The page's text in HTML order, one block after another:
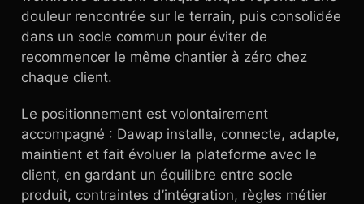
douleur rencontrée sur le terrain, puis consolidée
dans un socle commun pour éviter de
recommencer le même chantier à zéro chez
chaque client.
Le positionnement est volontairement
accompagné : Dawap installe, connecte, adapte,
maintient et fait évoluer la plateforme avec le
client, en gardant un équilibre entre socle
produit, contraintes d’intégration, règles métier